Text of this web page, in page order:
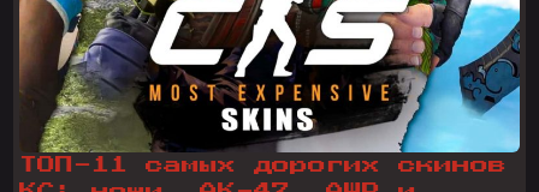
ТОП-11 самых дорогих скинов